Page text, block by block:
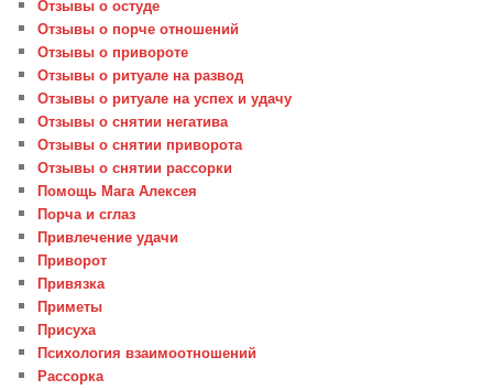
Отзывы о остуде
Отзывы о порче отношений
Отзывы о привороте
Отзывы о ритуале на развод
Отзывы о ритуале на успех и удачу
Отзывы о снятии негатива
Отзывы о снятии приворота
Отзывы о снятии рассорки
Помощь Мага Алексея
Порча и сглаз
Привлечение удачи
Приворот
Привязка
Приметы
Присуха
Психология взаимоотношений
Рассорка